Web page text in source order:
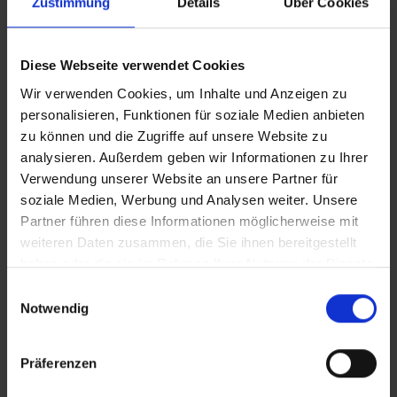
Diese Webseite verwendet Cookies
Wir verwenden Cookies, um Inhalte und Anzeigen zu
personalisieren, Funktionen für soziale Medien anbieten
zu können und die Zugriffe auf unsere Website zu
analysieren. Außerdem geben wir Informationen zu Ihrer
Verwendung unserer Website an unsere Partner für
soziale Medien, Werbung und Analysen weiter. Unsere
Partner führen diese Informationen möglicherweise mit
weiteren Daten zusammen, die Sie ihnen bereitgestellt
haben oder die sie im Rahmen Ihrer Nutzung der Dienste
Notwendig
Präferenzen
Das herrliche Klima auf den Malediven macht dieses
Reiseziel besonders beliebt
Mai bis Oktober
Während dieser Zeit sind Regenfälle, stürmisches Wetter
und hohe Luftfeuchtigkeit häufiger. Dennoch gibt es auch
in dieser Zeit viele sonnige Abschnitte, und die
Temperaturen bleiben warm. Der Vorteil: Angebote für
Pauschalreisen können etwas niedriger ausfallen. Für Surfer
könnte dies die richtige Reisezeit sein, denn jetzt herrscht
Regenschauer und bewölkter Himmel können Outdoor-
Aktivitäten beeinträchtigen. Auch die Sicht unter Wasser ist
Inhalt